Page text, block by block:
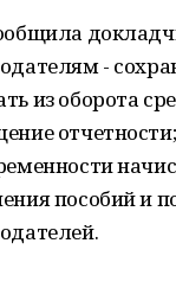
-
из оборота
пособий и